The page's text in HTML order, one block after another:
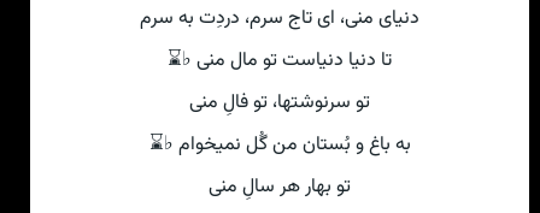
دنیای منی، ای تاج سرم، دردِت به سرم
تا دنیا دنیاست تو مال منی ♭⌛
تو سرنوشتها، تو فالِ منی
به باغ و بُستان من گُل نمیخوام ♭⌛
تو بهار هر سالِ منی